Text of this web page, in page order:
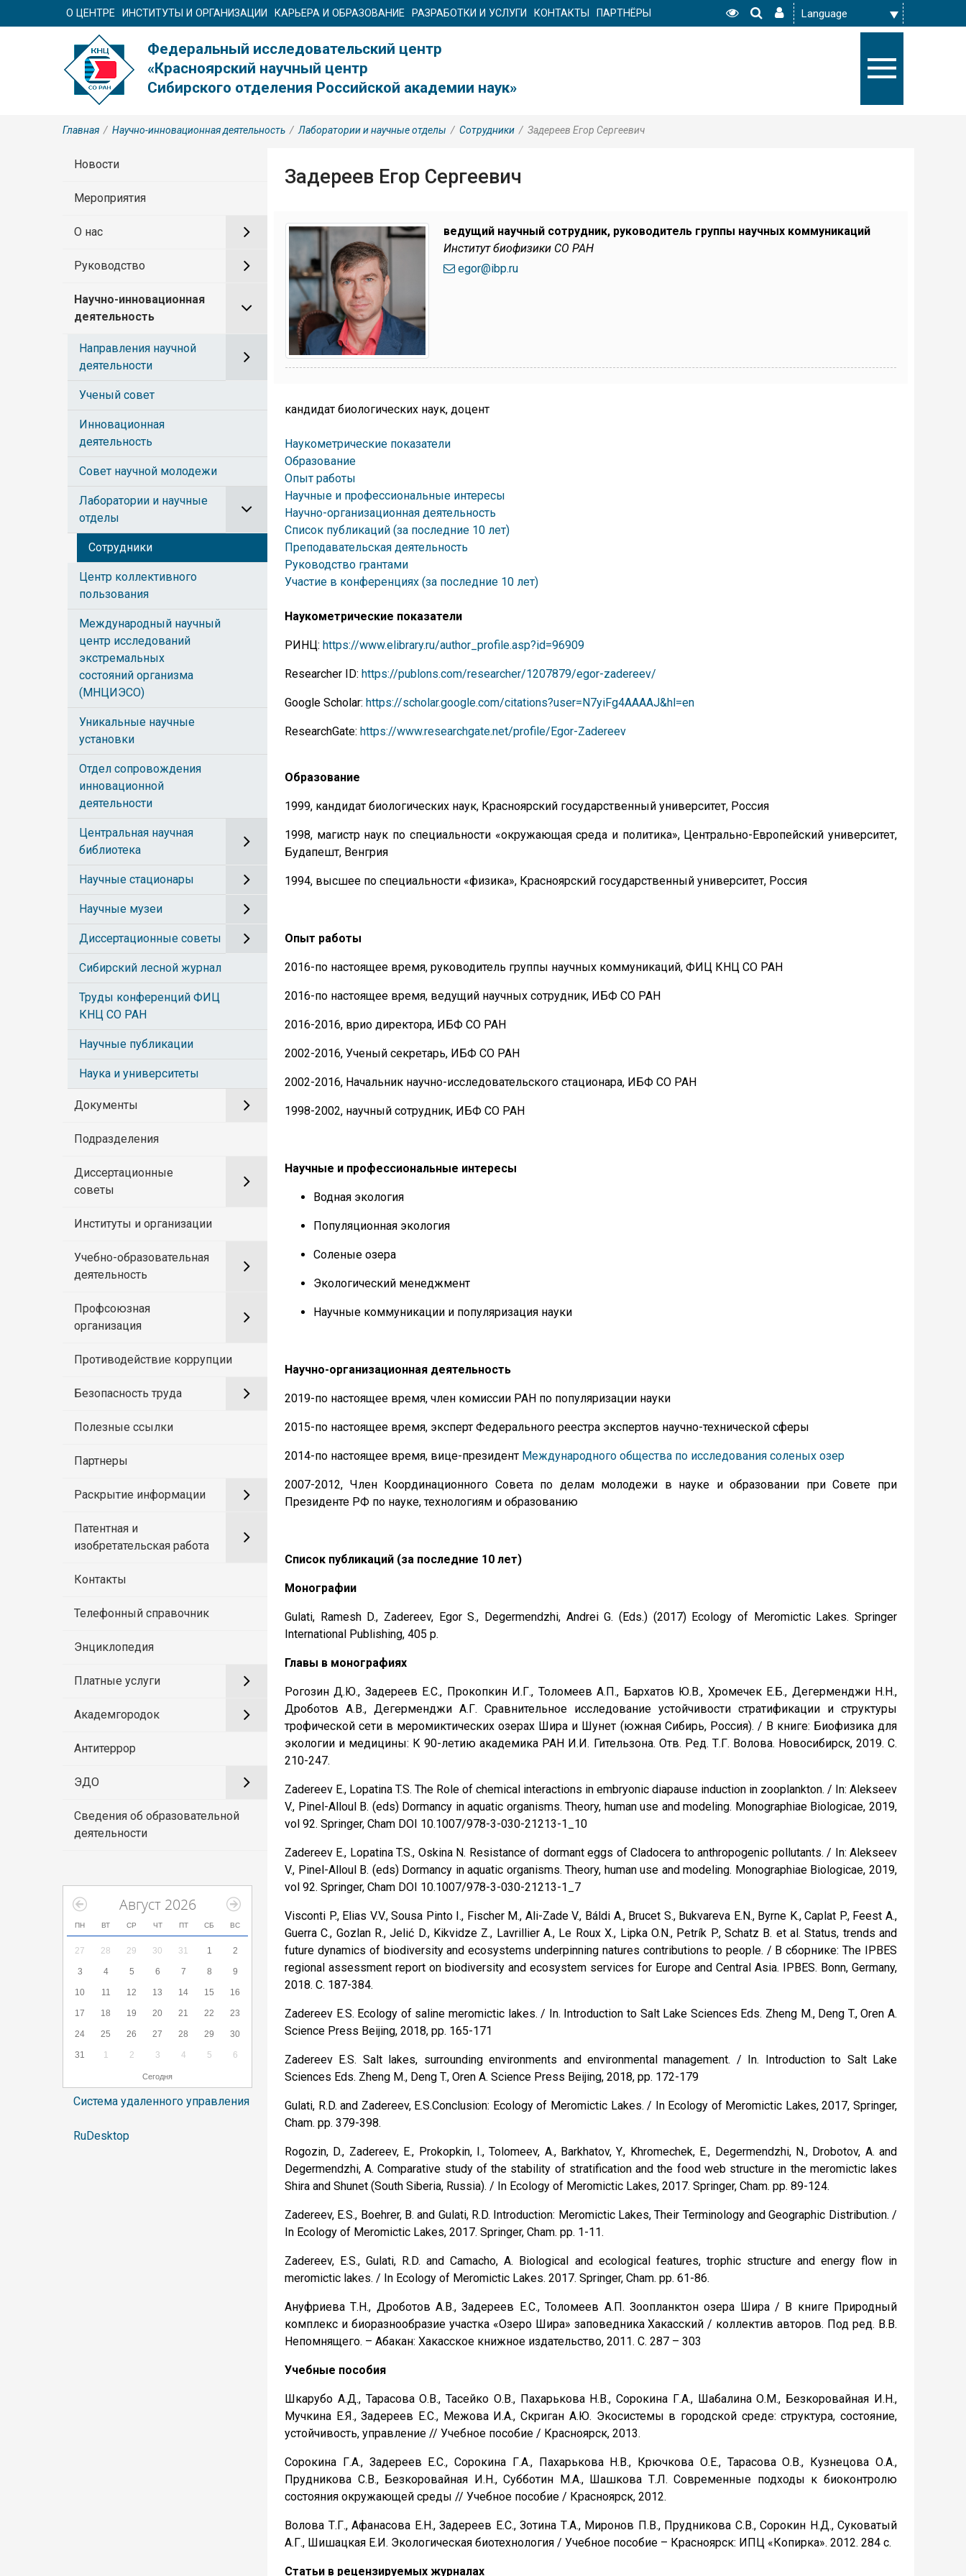
О ЦЕНТРЕ ИНСТИТУТЫ И ОРГАНИЗАЦИИ КАРЬЕРА И ОБРАЗОВАНИЕ РАЗРАБОТКИ И УСЛУГИ КОНТАКТЫ ПАРТНЁРЫ
Федеральный исследовательский центр
«Красноярский научный центр
Сибирского отделения Российской академии наук»
Главная / Научно-инновационная деятельность / Лаборатории и научные отделы / Сотрудники / Задереев Егор Сергеевич
Новости
Мероприятия
О нас
Руководство
Научно-инновационная
деятельность
Направления научной
деятельности
Ученый совет
Инновационная
деятельность
Совет научной молодежи
Лаборатории и научные
отделы
Сотрудники
Центр коллективного
пользования
Международный научный
центр исследований
экстремальных
состояний организма
(МНЦИЭСО)
Уникальные научные
установки
Отдел сопровождения
инновационной
деятельности
Центральная научная
библиотека
Научные стационары
Научные музеи
Диссертационные советы
Сибирский лесной журнал
Труды конференций ФИЦ
КНЦ СО РАН
Научные публикации
Наука и университеты
Документы
Подразделения
Диссертационные
советы
Институты и организации
Учебно-образовательная
деятельность
Профсоюзная
организация
Противодействие коррупции
Безопасность труда
Полезные ссылки
Партнеры
Раскрытие информации
Патентная и
изобретательская работа
Контакты
Телефонный справочник
Энциклопедия
Платные услуги
Академгородок
Антитеррор
ЭДО
Сведения об образовательной
деятельности
Август 2026
ПН ВТ СР ЧТ ПТ СБ ВС
27 28 29 30 31 1 2
3 4 5 6 7 8 9
10 11 12 13 14 15 16
17 18 19 20 21 22 23
24 25 26 27 28 29 30
31 1 2 3 4 5 6
Сегодня
Система удаленного управления
RuDesktop
Задереев Егор Сергеевич
ведущий научный сотрудник, руководитель группы научных коммуникаций
Институт биофизики СО РАН
egor@ibp.ru
кандидат биологических наук, доцент
Наукометрические показатели
Образование
Опыт работы
Научные и профессиональные интересы
Научно-организационная деятельность
Список публикаций (за последние 10 лет)
Преподавательская деятельность
Руководство грантами
Участие в конференциях (за последние 10 лет)
Наукометрические показатели
РИНЦ: https://www.elibrary.ru/author_profile.asp?id=96909
Researcher ID: https://publons.com/researcher/1207879/egor-zadereev/
Google Scholar: https://scholar.google.com/citations?user=N7yiFg4AAAAJ&hl=en
ResearchGate: https://www.researchgate.net/profile/Egor-Zadereev
Образование
1999, кандидат биологических наук, Красноярский государственный университет, Россия
1998, магистр наук по специальности «окружающая среда и политика», Центрально-Европейский университет,
Будапешт, Венгрия
1994, высшее по специальности «физика», Красноярский государственный университет, Россия
Опыт работы
2016-по настоящее время, руководитель группы научных коммуникаций, ФИЦ КНЦ СО РАН
2016-по настоящее время, ведущий научных сотрудник, ИБФ СО РАН
2016-2016, врио директора, ИБФ СО РАН
2002-2016, Ученый секретарь, ИБФ СО РАН
2002-2016, Начальник научно-исследовательского стационара, ИБФ СО РАН
1998-2002, научный сотрудник, ИБФ СО РАН
Научные и профессиональные интересы
Водная экология
Популяционная экология
Соленые озера
Экологический менеджмент
Научные коммуникации и популяризация науки
Научно-организационная деятельность
2019-по настоящее время, член комиссии РАН по популяризации науки
2015-по настоящее время, эксперт Федерального реестра экспертов научно-технической сферы
2014-по настоящее время, вице-президент Международного общества по исследования соленых озер
2007-2012, Член Координационного Совета по делам молодежи в науке и образовании при Совете при
Президенте РФ по науке, технологиям и образованию
Список публикаций (за последние 10 лет)
Монографии
Gulati, Ramesh D., Zadereev, Egor S., Degermendzhi, Andrei G. (Eds.) (2017) Ecology of Meromictic Lakes. Springer
International Publishing, 405 p.
Главы в монографиях
Рогозин Д.Ю., Задереев Е.С., Прокопкин И.Г., Толомеев А.П., Бархатов Ю.В., Хромечек Е.Б., Дегерменджи Н.Н.,
Дроботов А.В., Дегерменджи А.Г. Сравнительное исследование устойчивости стратификации и структуры
трофической сети в меромиктических озерах Шира и Шунет (южная Сибирь, Россия). / В книге: Биофизика для
экологии и медицины: К 90-летию академика РАН И.И. Гительзона. Отв. Ред. Т.Г. Волова. Новосибирск, 2019. С.
210-247.
Zadereev E., Lopatina T.S. The Role of chemical interactions in embryonic diapause induction in zooplankton. / In: Alekseev
V., Pinel-Alloul B. (eds) Dormancy in aquatic organisms. Theory, human use and modeling. Monographiae Biologicae, 2019,
vol 92. Springer, Cham DOI 10.1007/978-3-030-21213-1_10
Zadereev E., Lopatina T.S., Oskina N. Resistance of dormant eggs of Cladocera to anthropogenic pollutants. / In: Alekseev
V., Pinel-Alloul B. (eds) Dormancy in aquatic organisms. Theory, human use and modeling. Monographiae Biologicae, 2019,
vol 92. Springer, Cham DOI 10.1007/978-3-030-21213-1_7
Visconti P., Elias V.V., Sousa Pinto I., Fischer M., Ali-Zade V., Báldi A., Brucet S., Bukvareva E.N., Byrne K., Caplat P., Feest A.,
Guerra C., Gozlan R., Jelić D., Kikvidze Z., Lavrillier A., Le Roux X., Lipka O.N., Petrík P., Schatz B. et al. Status, trends and
future dynamics of biodiversity and ecosystems underpinning natures contributions to people. / В сборнике: The IPBES
regional assessment report on biodiversity and ecosystem services for Europe and Central Asia. IPBES. Bonn, Germany,
2018. С. 187-384.
Zadereev E.S. Ecology of saline meromictic lakes. / In. Introduction to Salt Lake Sciences Eds. Zheng M., Deng T., Oren A.
Science Press Beijing, 2018, pp. 165-171
Zadereev E.S. Salt lakes, surrounding environments and environmental management. / In. Introduction to Salt Lake
Sciences Eds. Zheng M., Deng T., Oren A. Science Press Beijing, 2018, pp. 172-179
Gulati, R.D. and Zadereev, E.S.Conclusion: Ecology of Meromictic Lakes. / In Ecology of Meromictic Lakes, 2017, Springer,
Cham. pp. 379-398.
Rogozin, D., Zadereev, E., Prokopkin, I., Tolomeev, A., Barkhatov, Y., Khromechek, E., Degermendzhi, N., Drobotov, A. and
Degermendzhi, A. Comparative study of the stability of stratification and the food web structure in the meromictic lakes
Shira and Shunet (South Siberia, Russia). / In Ecology of Meromictic Lakes, 2017. Springer, Cham. pp. 89-124.
Zadereev, E.S., Boehrer, B. and Gulati, R.D. Introduction: Meromictic Lakes, Their Terminology and Geographic Distribution. /
In Ecology of Meromictic Lakes, 2017. Springer, Cham. pp. 1-11.
Zadereev, E.S., Gulati, R.D. and Camacho, A. Biological and ecological features, trophic structure and energy flow in
meromictic lakes. / In Ecology of Meromictic Lakes. 2017. Springer, Cham. pp. 61-86.
Ануфриева Т.Н., Дроботов А.В., Задереев Е.С., Толомеев А.П. Зоопланктон озера Шира / В книге Природный
комплекс и биоразнообразие участка «Озеро Шира» заповедника Хакасский / коллектив авторов. Под ред. В.В.
Непомнящего. – Абакан: Хакасское книжное издательство, 2011. С. 287 – 303
Учебные пособия
Шкарубо А.Д., Тарасова О.В., Тасейко О.В., Пахарькова Н.В., Сорокина Г.А., Шабалина О.М., Безкоровайная И.Н.,
Мучкина Е.Я., Задереев Е.С., Межова И.А., Скриган А.Ю. Экосистемы в городской среде: структура, состояние,
устойчивость, управление // Учебное пособие / Красноярск, 2013.
Сорокина Г.А., Задереев Е.С., Сорокина Г.А., Пахарькова Н.В., Крючкова О.Е., Тарасова О.В., Кузнецова О.А.,
Прудникова С.В., Безкоровайная И.Н., Субботин М.А., Шашкова Т.Л. Современные подходы к биоконтролю
состояния окружающей среды // Учебное пособие / Красноярск, 2012.
Волова Т.Г., Афанасова Е.Н., Задереев Е.С., Зотина Т.А., Миронов П.В., Прудникова С.В., Сорокин Н.Д., Суковатый
А.Г., Шишацкая Е.И. Экологическая биотехнология / Учебное пособие – Красноярск: ИПЦ «Копирка». 2012. 284 с.
Статьи в рецензируемых журналах